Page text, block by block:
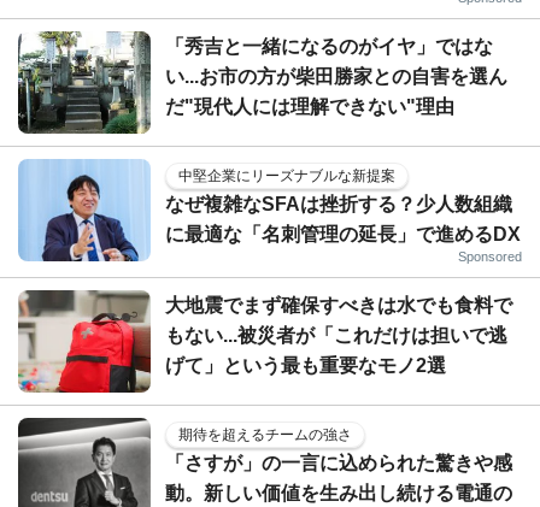
「秀吉と一緒になるのがイヤ」ではな
い...お市の方が柴田勝家との自害を選ん
だ"現代人には理解できない"理由
中堅企業にリーズナブルな新提案
なぜ複雑なSFAは挫折する？少人数組織
に最適な「名刺管理の延長」で進めるDX
Sponsored
大地震でまず確保すべきは水でも食料で
もない...被災者が「これだけは担いで逃
げて」という最も重要なモノ2選
期待を超えるチームの強さ
「さすが」の一言に込められた驚きや感
動。新しい価値を生み出し続ける電通の